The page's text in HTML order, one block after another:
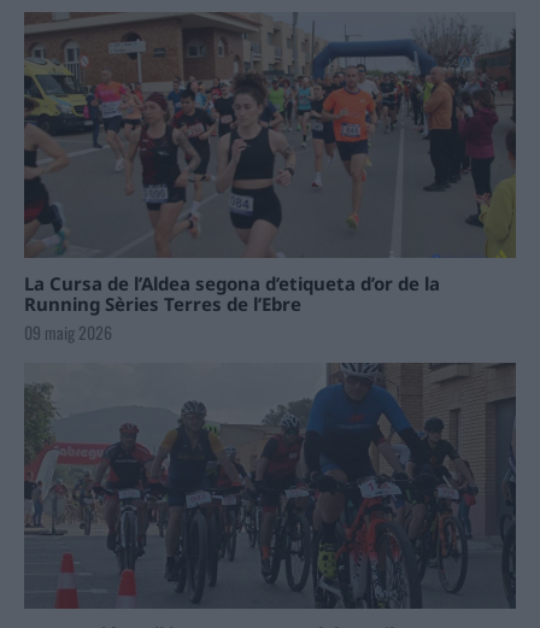
La Cursa de l’Aldea segona d’etiqueta d’or de la
Running Sèries Terres de l’Ebre
09 maig 2026